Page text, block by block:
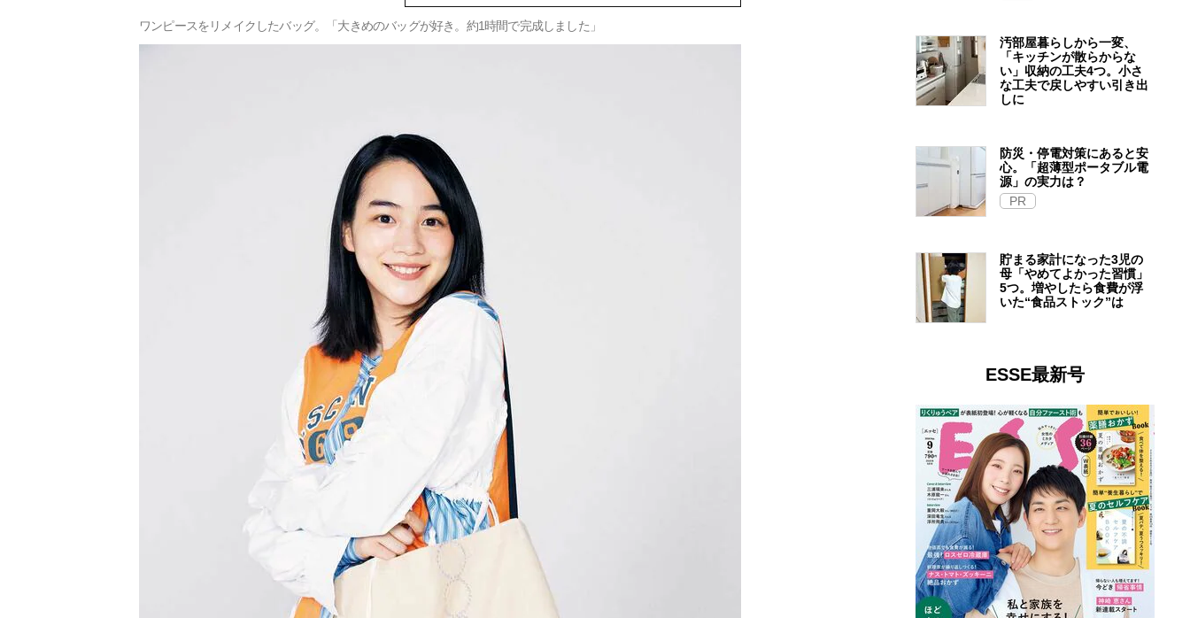
ワンピースをリメイクしたバッグ。「大きめのバッグが好き。約1時間で完成しました」
汚部屋暮らしから一変、
「キッチンが散らからな
い」収納の工夫4つ。小さ
な工夫で戻しやすい引き出
しに
防災・停電対策にあると安
心。「超薄型ポータブル電
源」の実力は？​
PR
貯まる家計になった3児の
母「やめてよかった習慣」
5つ。増やしたら食費が浮
いた“食品ストック”は
ESSE最新号